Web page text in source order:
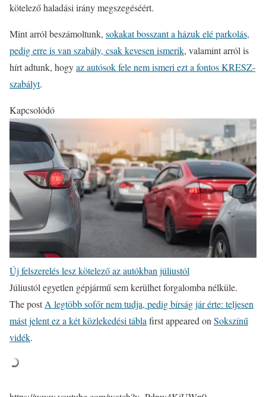
kötelező haladási irány megszegéséért.
Mint arról beszámoltunk, sokakat bosszant a házuk elé parkolás,
pedig erre is van szabály, csak kevesen ismerik, valamint arról is
hírt adtunk, hogyaz autósok fele nem ismeri ezt a fontos KRESZ-
szabályt.
Kapcsolódó
Új felszerelés lesz kötelező az autókban júliustól
Júliustól egyetlen gépjármű sem kerülhet forgalomba nélküle.
The postA legtöbb sofőr nem tudja, pedig bírság jár érte: teljesen
mást jelent ez a két közlekedési tábla first appeared on Sokszínű
vidék.